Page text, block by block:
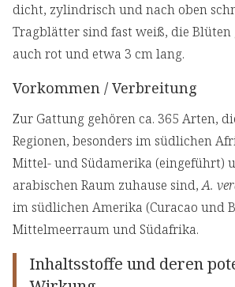
dicht, zylindrisch und nach oben
Tragblätter sind fast weiß, die Blüten
auch rot und etwa 3 cm lang.
Vorkommen / Verbreitung
Zur Gattung gehören ca. 365 Arten,
Regionen, besonders im südlichen
Mittel- und Südamerika (eingeführt)
arabischen Raum zuhause sind,A.
im südlichen Amerika (Curacao und
Mittelmeerraum und Südafrika.
Inhaltsstoffe und deren